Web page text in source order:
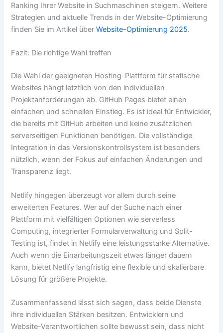
Ranking Ihrer Website in Suchmaschinen steigern. Weitere
Strategien und aktuelle Trends in der Website-Optimierung
finden Sie im Artikel überWebsite-Optimierung 2025.
Fazit: Die richtige Wahl treffen
Die Wahl der geeigneten Hosting-Plattform für statische
Websites hängt letztlich von den individuellen
Projektanforderungen ab. GitHub Pages bietet einen
einfachen und schnellen Einstieg. Es ist ideal für Entwickler,
die bereits mit GitHub arbeiten und keine zusätzlichen
serverseitigen Funktionen benötigen. Die vollständige
Integration in das Versionskontrollsystem ist besonders
nützlich, wenn der Fokus auf einfachen Änderungen und
Transparenz liegt.
Netlify hingegen überzeugt vor allem durch seine
erweiterten Features. Wer auf der Suche nach einer
Plattform mit vielfältigen Optionen wie serverless
Computing, integrierter Formularverwaltung und Split-
Testing ist, findet in Netlify eine leistungsstarke Alternative.
Auch wenn die Einarbeitungszeit etwas länger dauern
kann, bietet Netlify langfristig eine flexible und skalierbare
Lösung für größere Projekte.
Zusammenfassend lässt sich sagen, dass beide Dienste
ihre individuellen Stärken besitzen. Entwicklern und
Website-Verantwortlichen sollte bewusst sein, dass nicht